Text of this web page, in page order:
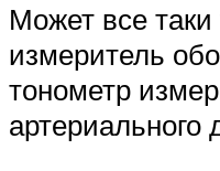
Может все таки
измеритель
тонометр
артериального